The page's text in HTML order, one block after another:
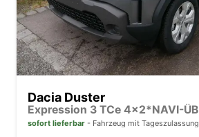
Dacia Duster
sofort lieferbar Fahrzeug mit Tageszulassung